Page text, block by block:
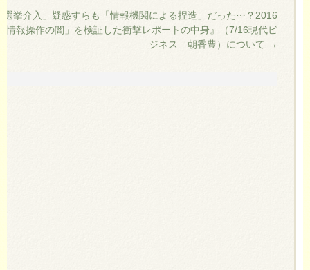
選挙介入」疑惑すらも「情報機関による捏造」だった⋯？2016
情報操作の闇」を検証した衝撃レポートの中身』（7/16現代ビ
ジネス 朝香豊）について →